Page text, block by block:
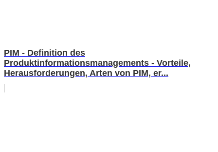
PIM - Definition des
Produktinformationsmanagements - Vorteile,
Herausforderungen, Arten von PIM, er...